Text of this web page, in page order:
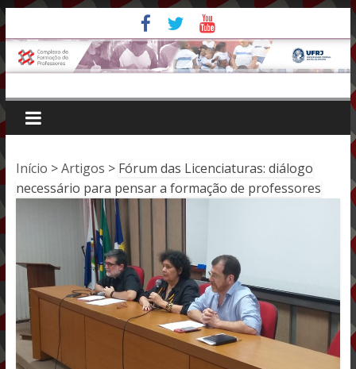
para
conteúdo
Início >Artigos > Fórum das Licenciaturas: diálogo
necessário para pensar a formação de professores